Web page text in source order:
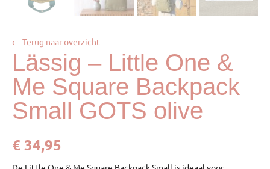
‹ Terug naar overzicht
Lässig – Little One &
Me Square Backpack
Small GOTS olive
€34,95